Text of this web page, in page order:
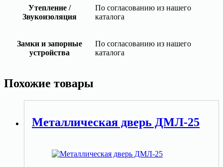
Утепление /
Звукоизоляция
По согласованию из нашего
каталога
Замки и запорные
устройства
По согласованию из нашего
каталога
Похожие товары
Металлическая дверь ДМЛ-25